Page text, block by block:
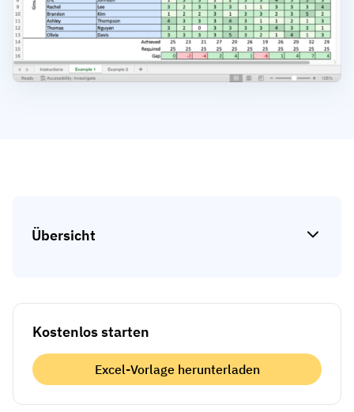
Schulungseffektivität
Compliance-Dashboards
Vista
19. März 2026
Übersicht
Kostenlos starten
Excel-Vorlage herunterladen